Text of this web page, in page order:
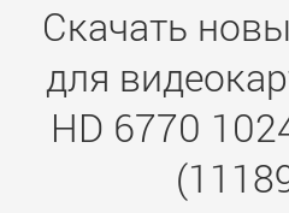
Скачать
для
HD 6770